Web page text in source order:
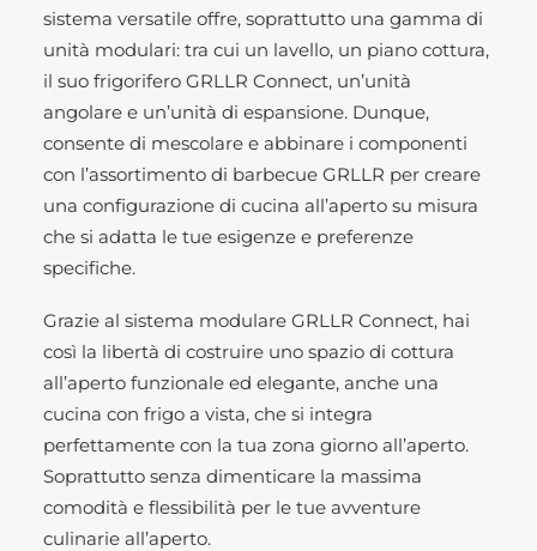
sistema versatile offre, soprattutto una gamma di
unità modulari: tra cui un lavello, un piano cottura,
il suo frigorifero GRLLR Connect, un’unità
angolare e un’unità di espansione. Dunque,
consente di mescolare e abbinare i componenti
con l’assortimento di barbecue GRLLR per creare
una configurazione di cucina all’aperto su misura
che si adatta le tue esigenze e preferenze
specifiche.
Grazie al sistema modulare GRLLR Connect, hai
così la libertà di costruire uno spazio di cottura
all’aperto funzionale ed elegante, anche una
cucina con frigo a vista, che si integra
perfettamente con la tua zona giorno all’aperto.
Soprattutto senza dimenticare la massima
comodità e flessibilità per le tue avventure
culinarie all’aperto.